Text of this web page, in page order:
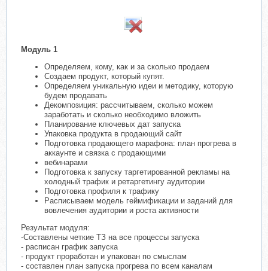
Модуль 1
Определяем, кому, как и за сколько продаем
Создаем продукт, который купят.
Определяем уникальную идеи и методику, которую
будем продавать
Декомпозиция: рассчитываем, сколько можем
заработать и сколько необходимо вложить
Планирование ключевых дат запуска
Упаковка продукта в продающий сайт
Подготовка продающего марафона: план прогрева в
аккаунте и связка с продающими
вебинарами
Подготовка к запуску таргетированной рекламы на
холодный трафик и ретаргетингу аудитории
Подготовка профиля к трафику
Расписываем модель геймификации и заданий для
вовлечения аудитории и роста активности
Результат модуля:
-Составлены четкие ТЗ на все процессы запуска
- расписан график запуска
- продукт проработан и упакован по смыслам
- составлен план запуска прогрева по всем каналам